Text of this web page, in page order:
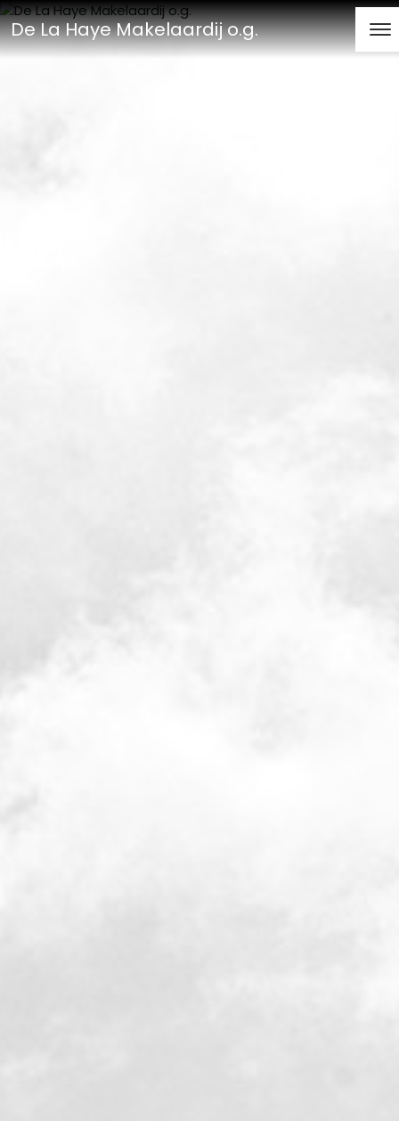
De La Haye Makelaardij o.g.